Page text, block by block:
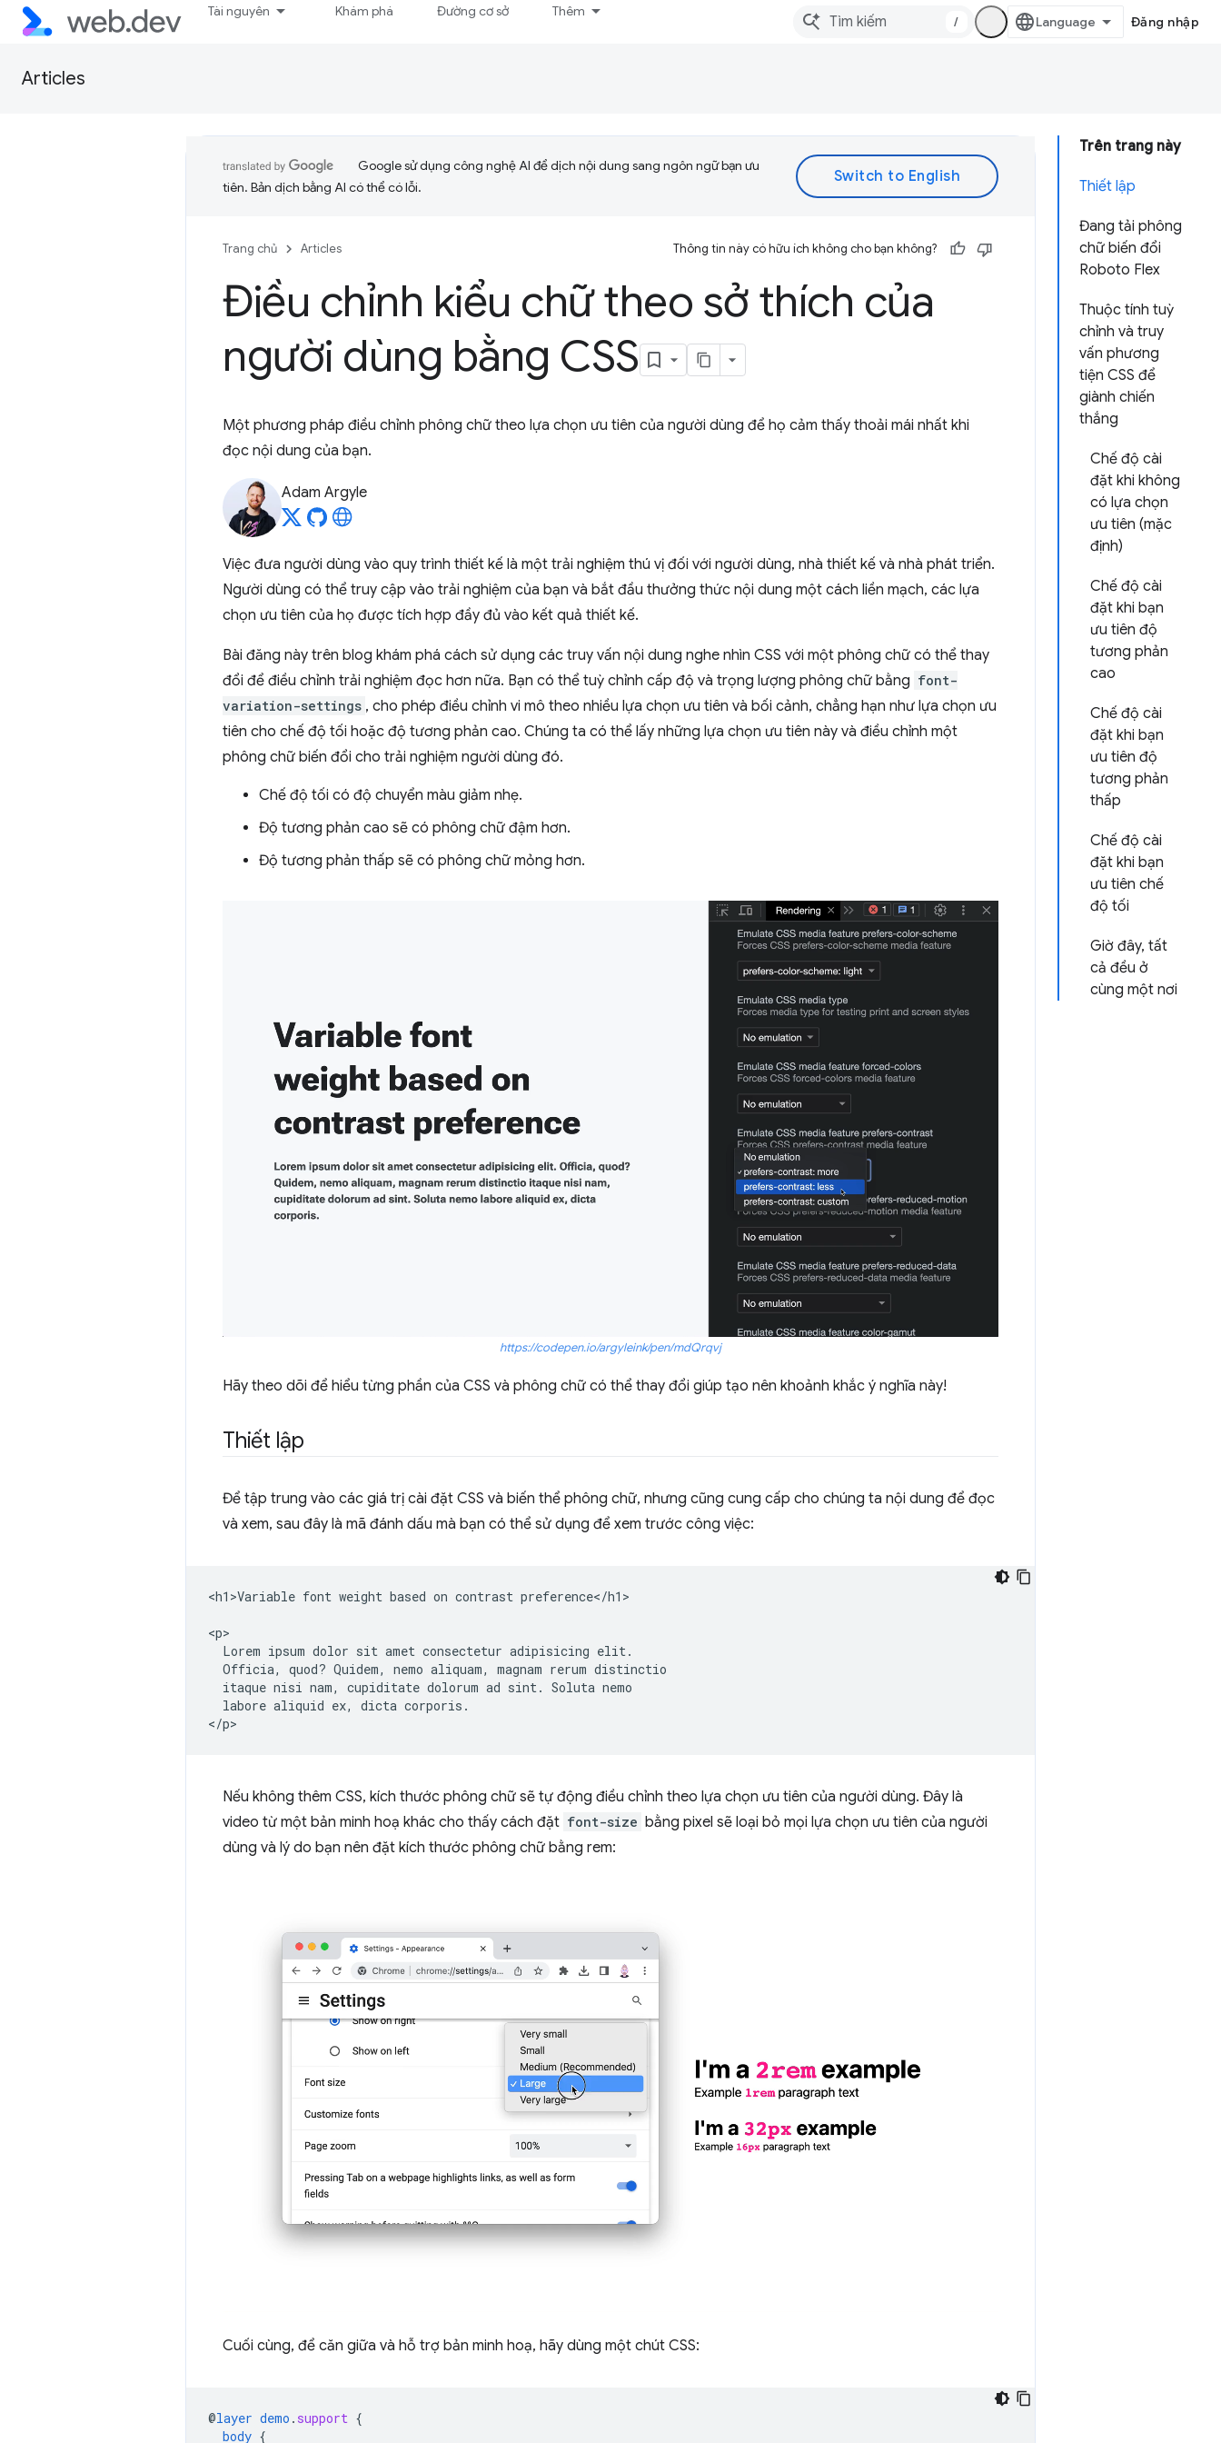
Tài nguyên Khám phá Đường cơ sở Thêm
/ Đăng nhập
Articles
Trên trang này
Thiết lập
Đang tải phông
chữ biến đổi
Roboto Flex
Thuộc tính tuỳ
chỉnh và truy
vấn phương
tiện CSS để
giành chiến
thắng
Chế độ cài
đặt khi không
có lựa chọn
ưu tiên (mặc
định)
Chế độ cài
đặt khi bạn
ưu tiên độ
tương phản
cao
Chế độ cài
đặt khi bạn
ưu tiên độ
tương phản
thấp
Chế độ cài
đặt khi bạn
ưu tiên chế
độ tối
Giờ đây, tất
cả đều ở
cùng một nơi
Google sử dụng công nghệ AI để dịch nội dung sang ngôn ngữ bạn ưu
tiên. Bản dịch bằng AI có thể có lỗi.
Trang chủ Articles Thông tin này có hữu ích không cho bạn không?
Điều chỉnh kiểu chữ theo sở thích của
người dùng bằng CSS
Một phương pháp điều chỉnh phông chữ theo lựa chọn ưu tiên của người dùng để họ cảm thấy thoải mái nhất khi
đọc nội dung của bạn.
Adam Argyle
Việc đưa người dùng vào quy trình thiết kế là một trải nghiệm thú vị đối với người dùng, nhà thiết kế và nhà phát triển.
Người dùng có thể truy cập vào trải nghiệm của bạn và bắt đầu thưởng thức nội dung một cách liền mạch, các lựa
chọn ưu tiên của họ được tích hợp đầy đủ vào kết quả thiết kế.
Bài đăng này trên blog khám phá cách sử dụng các truy vấn nội dung nghe nhìn CSS với một phông chữ có thể thay
đổi để điều chỉnh trải nghiệm đọc hơn nữa. Bạn có thể tuỳ chỉnh cấp độ và trọng lượng phông chữ bằng font-
variation-settings , cho phép điều chỉnh vi mô theo nhiều lựa chọn ưu tiên và bối cảnh, chẳng hạn như lựa chọn ưu
tiên cho chế độ tối hoặc độ tương phản cao. Chúng ta có thể lấy những lựa chọn ưu tiên này và điều chỉnh một
phông chữ biến đổi cho trải nghiệm người dùng đó.
Chế độ tối có độ chuyển màu giảm nhẹ.
Độ tương phản cao sẽ có phông chữ đậm hơn.
Độ tương phản thấp sẽ có phông chữ mỏng hơn.
https://codepen.io/argyleink/pen/mdQrqvj
Hãy theo dõi để hiểu từng phần của CSS và phông chữ có thể thay đổi giúp tạo nên khoảnh khắc ý nghĩa này!
Thiết lập
Để tập trung vào các giá trị cài đặt CSS và biến thể phông chữ, nhưng cũng cung cấp cho chúng ta nội dung để đọc
và xem, sau đây là mã đánh dấu mà bạn có thể sử dụng để xem trước công việc:
<h1>Variable font weight based on contrast preference</h1>
<p>
  Lorem ipsum dolor sit amet consectetur adipisicing elit.
  Officia, quod? Quidem, nemo aliquam, magnam rerum distinctio
  itaque nisi nam, cupiditate dolorum ad sint. Soluta nemo
  labore aliquid ex, dicta corporis.
Nếu không thêm CSS, kích thước phông chữ sẽ tự động điều chỉnh theo lựa chọn ưu tiên của người dùng. Đây là
video từ một bản minh hoạ khác cho thấy cách đặt font-size bằng pixel sẽ loại bỏ mọi lựa chọn ưu tiên của người
dùng và lý do bạn nên đặt kích thước phông chữ bằng rem:
Cuối cùng, để căn giữa và hỗ trợ bản minh hoạ, hãy dùng một chút CSS:
@layer demo . support {
body {